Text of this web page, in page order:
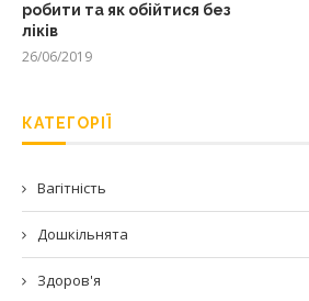
робити та як обійтися без
ліків
26/06/2019
КАТЕГОРІЇ
Вагітність
Дошкільнята
Здоров'я